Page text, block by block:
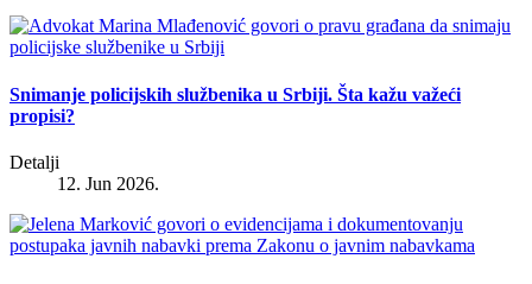
Snimanje policijskih službenika u Srbiji. Šta kažu važeći
propisi?
Detalji
12. Jun 2026.